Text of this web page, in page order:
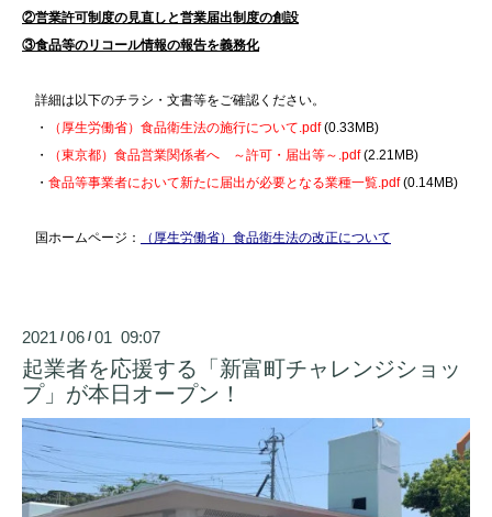
②営業許可制度の見直しと営業届出制度の創設
③食品等のリコール情報の報告を義務化
詳細は以下のチラシ・文書等をご確認ください。
・
（厚生労働省）食品衛生法の施行について.pdf (0.33MB)
・
（東京都）食品営業関係者へ ～許可・届出等～.pdf (2.21MB)
・ 食品等事業者において新たに届出が必要となる業種一覧.pdf (0.14MB)
国ホームページ ： （厚生労働省）食品衛生法の改正について
2021 /06 /01 09:07
起業者を応援する「新富町チャレンジショッ
プ」が本日オープン！